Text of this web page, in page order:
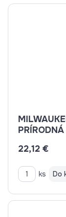
22,12 €
ks Do